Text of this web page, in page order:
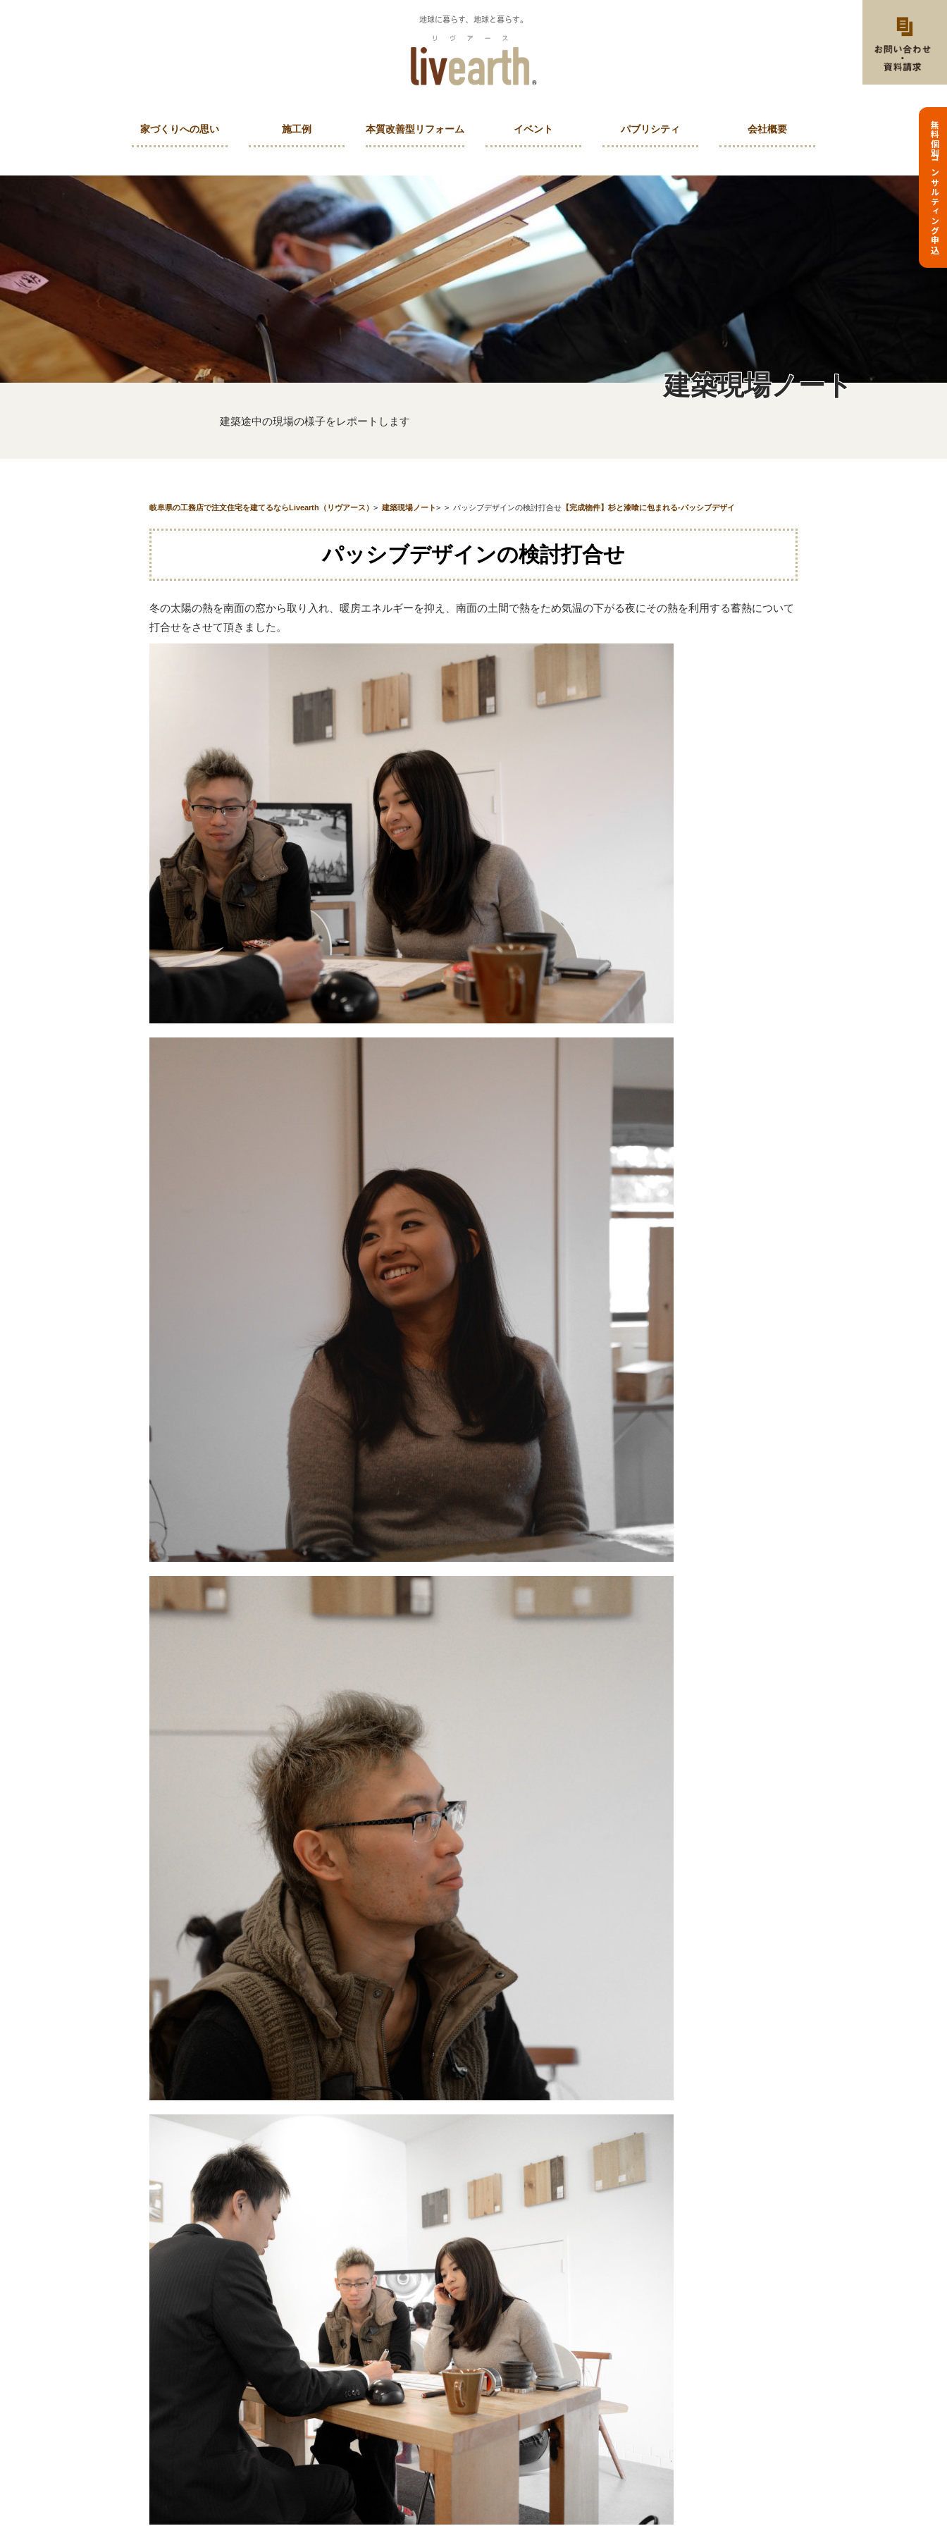
地球に暮らす、地球と暮らす。
無料個別コンサルティング申込
家づくりへの思い 施工例 本質改善型リフォーム イベント パブリシティ 会社概要
建築現場ノート
建築途中の現場の様子をレポートします
岐阜県の工務店で注文住宅を建てるならLivearth（リヴアース） > 建築現場ノート> 【完成物件】杉と漆喰に包まれる-パッシブデザイ
> パッシブデザインの検討打合せ
パッシブデザインの検討打合せ
冬の太陽の熱を南面の窓から取り入れ、暖房エネルギーを抑え、南面の土間で熱をため気温の下がる夜にその熱を利用する蓄熱について
打合せをさせて頂きました。